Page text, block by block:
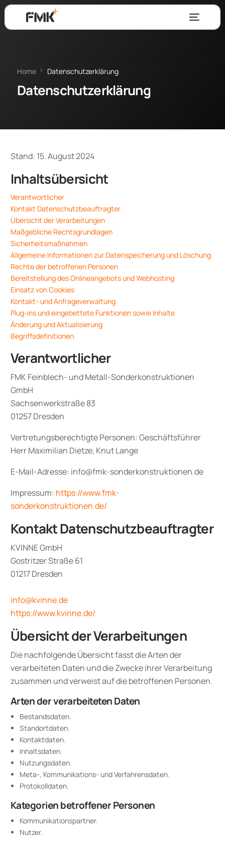
Home Datenschutzerklärung
Datenschutzerklärung
Stand: 15. August 2024
Inhaltsübersicht
Verantwortlicher
Kontakt Datenschutzbeauftragter
Übersicht der Verarbeitungen
Maßgebliche Rechtsgrundlagen
Sicherheitsmaßnahmen
Allgemeine Informationen zur Datenspeicherung und Löschung
Rechte der betroffenen Personen
Bereitstellung des Onlineangebots und Webhosting
Einsatz von Cookies
Kontakt- und Anfrageverwaltung
Plug-ins und eingebettete Funktionen sowie Inhalte
Änderung und Aktualisierung
Begriffsdefinitionen
Verantwortlicher
FMK Feinblech- und Metall-Sonderkonstruktionen
GmbH
Sachsenwerkstraße 83
01257 Dresden
Vertretungsberechtigte Personen: Geschäftsführer
Herr Maximilian Dietze, Knut Lange
E-Mail-Adresse: info@fmk-sonderkonstruktionen.de
Impressum: https://www.fmk-
sonderkonstruktionen.de/
Kontakt Datenschutzbeauftragter
KVINNE GmbH
Gostritzer Straße 61
01217 Dresden
info@kvinne.de
https://www.kvinne.de/
Übersicht der Verarbeitungen
Die nachfolgende Übersicht fasst die Arten der
verarbeiteten Daten und die Zwecke ihrer Verarbeitung
zusammen und verweist auf die betroffenen Personen.
Arten der verarbeiteten Daten
Bestandsdaten.
Standortdaten.
Kontaktdaten.
Inhaltsdaten.
Nutzungsdaten.
Meta-, Kommunikations- und Verfahrensdaten.
Protokolldaten.
Kategorien betroffener Personen
Kommunikationspartner.
Nutzer.